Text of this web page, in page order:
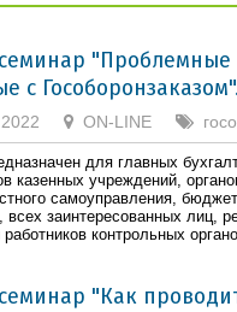
"Проблемные
с Гособоронзаказом".
ON-LINE
для главных
казенных учреждений,
самоуправления,
заинтересованных лиц,
контрольных
"Как